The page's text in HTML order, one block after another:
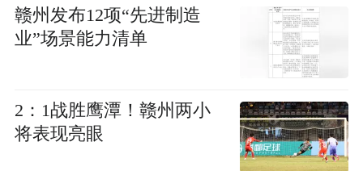
赣州发布12项“先进制造
业”场景能力清单
2：1战胜鹰潭！赣州两小
将表现亮眼